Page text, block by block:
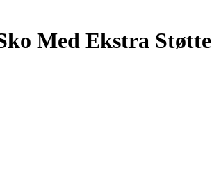
Med Ekstra Støtte